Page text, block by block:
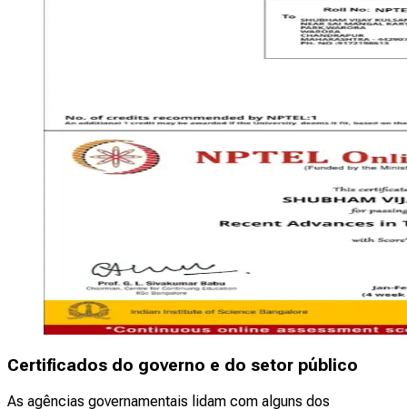
Certificados do governo e do setor público
As agências governamentais lidam com alguns dos